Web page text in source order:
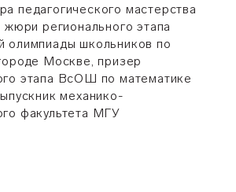
педагогического мастерства
регионального этапа
олимпиады школьников по
Москве, призер
этапа ВсОШ по математике
механико-
факультета МГУ